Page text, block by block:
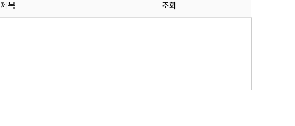
제목 조회